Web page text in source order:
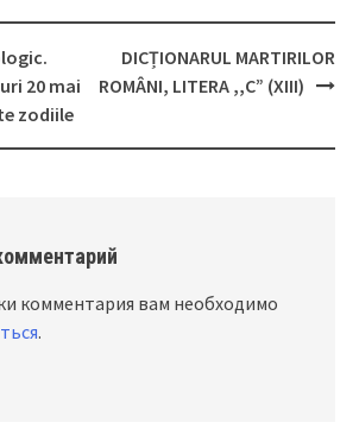
20 mai
zodiile
DICȚIONARUL MARTIRILOR
ROMÂNI, LITERA ,,C” (XIII)
комментария вам необходимо
.